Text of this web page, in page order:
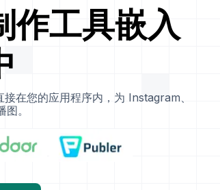
工具嵌入
在您的应用程序内，为 Instagram、
。